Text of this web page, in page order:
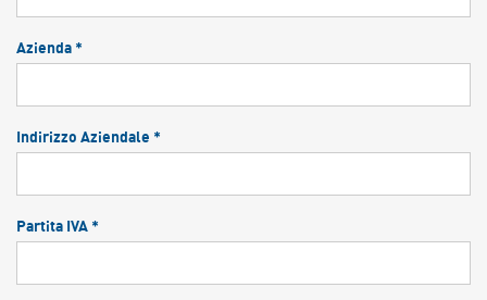
Azienda *
Indirizzo Aziendale *
Partita IVA *